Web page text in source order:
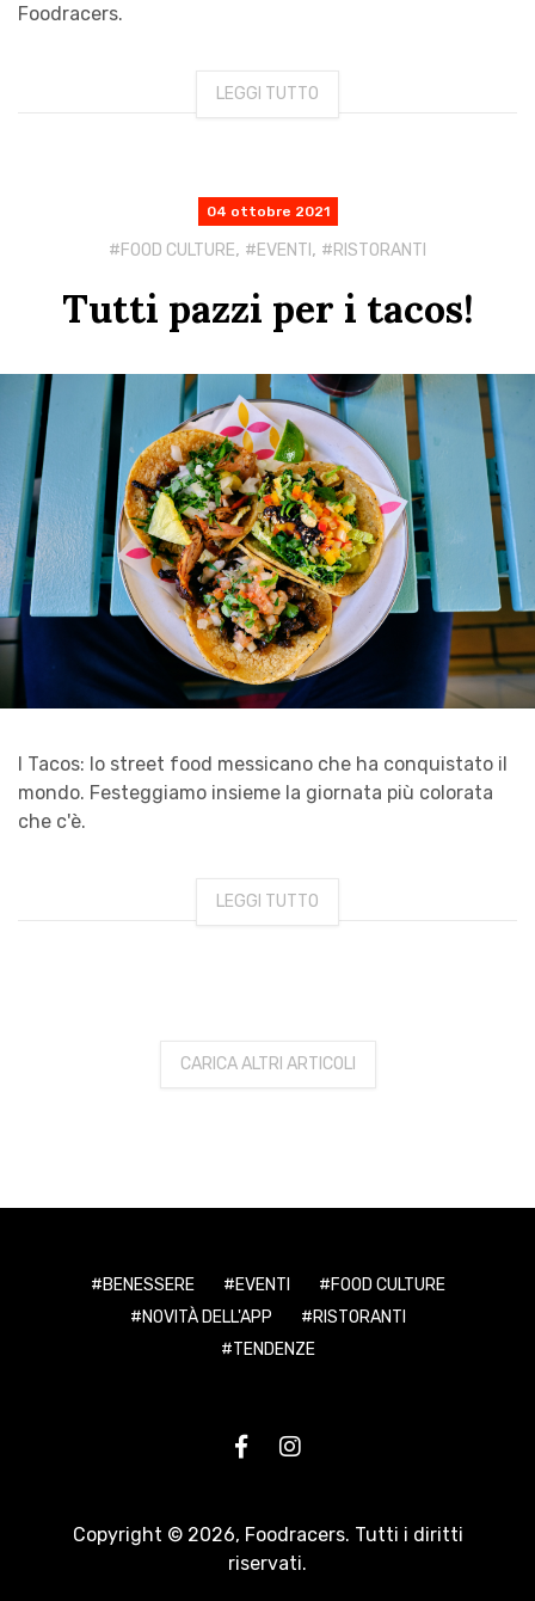
Foodracers.
LEGGI TUTTO
04 ottobre 2021
FOOD CULTURE, EVENTI , RISTORANTI
Tutti pazzi per i tacos!
I Tacos: lo street food messicano che ha conquistato il
mondo. Festeggiamo insieme la giornata più colorata
che c'è.
LEGGI TUTTO
CARICA ALTRI ARTICOLI
BENESSERE EVENTI
FOOD CULTURE
NOVITÀ DELL'APP
RISTORANTI
TENDENZE
Copyright © 2026, Foodracers. Tutti i diritti
riservati.